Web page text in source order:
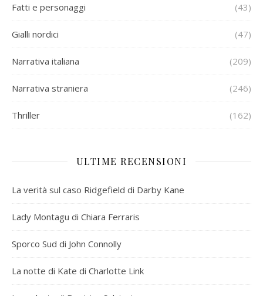
Fatti e personaggi (43)
Gialli nordici (47)
Narrativa italiana (209)
Narrativa straniera (246)
Thriller (162)
ULTIME RECENSIONI
La verità sul caso Ridgefield di Darby Kane
Lady Montagu di Chiara Ferraris
Sporco Sud di John Connolly
La notte di Kate di Charlotte Link